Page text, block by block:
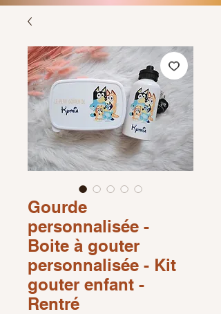
Gourde
personnalisée -
Boite à gouter
personnalisée - Kit
gouter enfant -
Rentré